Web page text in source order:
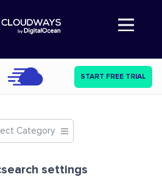
Abre a navegação
START FREE TRIAL
Category
settings